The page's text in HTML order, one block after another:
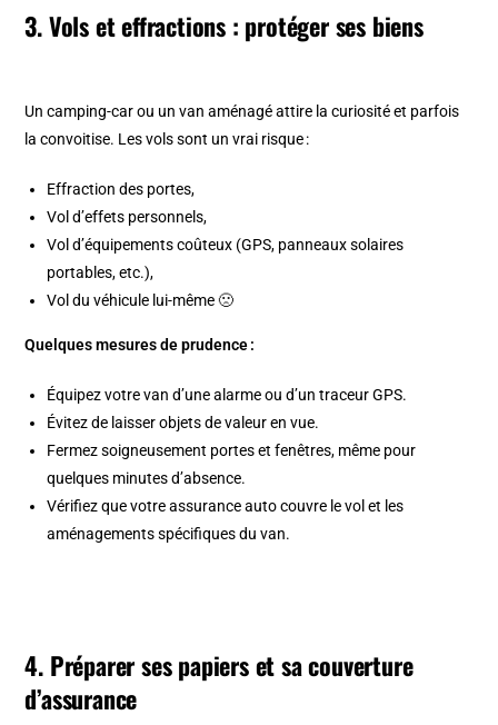
3. Vols et effractions : protéger ses biens
Un camping-car ou un van aménagé attire la curiosité et parfois
la convoitise. Les vols sont un vrai risque :
Effraction des portes,
Vol d’effets personnels,
Vol d’équipements coûteux (GPS, panneaux solaires
portables, etc.),
Vol du véhicule lui-même 🙁
Quelques mesures de prudence :
Équipez votre van d’une alarme ou d’un traceur GPS.
Évitez de laisser objets de valeur en vue.
Fermez soigneusement portes et fenêtres, même pour
quelques minutes d’absence.
Vérifiez que votre assurance auto couvre le vol et les
aménagements spécifiques du van.
4. Préparer ses papiers et sa couverture
d’assurance